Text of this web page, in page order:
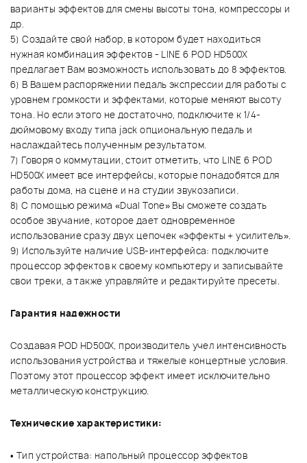
варианты эффектов для смены высоты тона, компрессоры и
др.
5) Создайте свой набор, в котором будет находиться
нужная комбинация эффектов - LINE 6 POD HD500X
предлагает Вам возможность использовать до 8 эффектов.
6) В Вашем распоряжении педаль экспрессии для работы с
уровнем громкости и эффектами, которые меняют высоту
тона. Но если этого не достаточно, подключите к 1/4-
дюймовому входу типа jack опциональную педаль и
наслаждайтесь полученным результатом.
7) Говоря о коммутации, стоит отметить, что LINE 6 POD
HD500X имеет все интерфейсы, которые понадобятся для
работы дома, на сцене и на студии звукозаписи.
8) С помощью режима «Dual Tone» Вы сможете создать
особое звучание, которое дает одновременное
использование сразу двух цепочек «эффекты + усилитель».
9) Используйте наличие USB-интерфейса: подключите
процессор эффектов к своему компьютеру и записывайте
свои треки, а также управляйте и редактируйте пресеты.
Гарантия надежности
Создавая POD HD500X, производитель учел интенсивность
использования устройства и тяжелые концертные условия.
Поэтому этот процессор эффект имеет исключительно
металлическую конструкцию.
Технические характеристики:
• Тип устройства: напольный процессор эффектов